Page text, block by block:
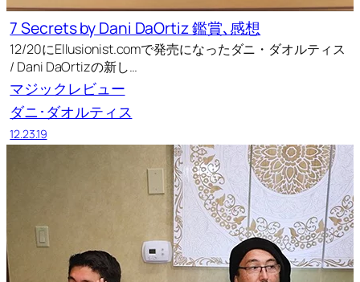
7 Secrets by Dani DaOrtiz 鑑賞､感想
12/20にEllusionist.comで発売になったダニ・ダオルティス
/ Dani DaOrtizの新し…
マジックレビュー
ダニ･ダオルティス
12.23.19